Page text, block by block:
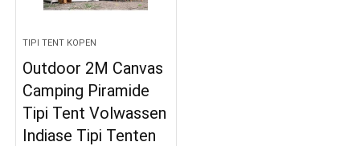
TIPI TENT KOPEN
Outdoor 2M Canvas
Camping Piramide
Tipi Tent Volwassen
Indiase Tipi Tenten